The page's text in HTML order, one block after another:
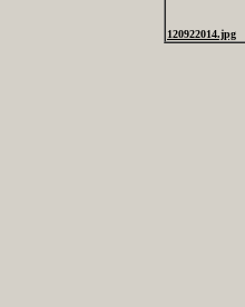
120922014.jpg